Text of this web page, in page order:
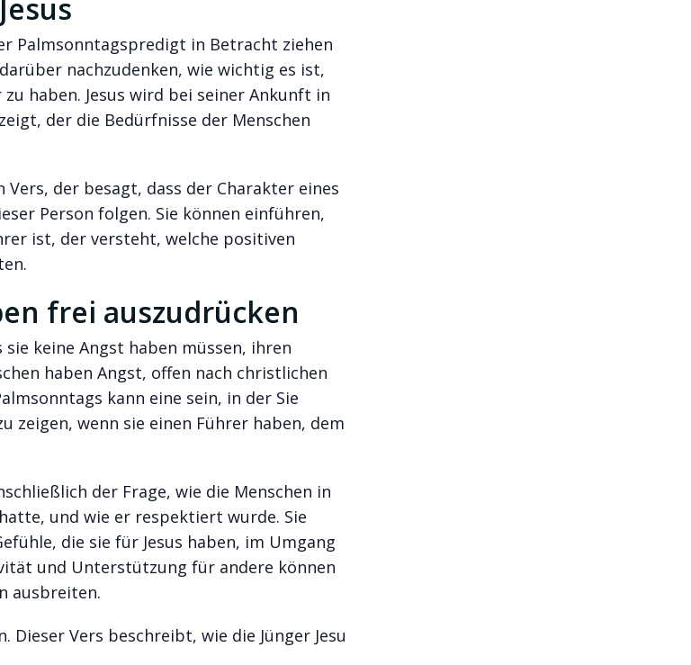
Palmsonntagspredigt in Betracht ziehen
nachzudenken, wie wichtig es ist,
haben. Jesus wird bei seiner Ankunft in
der die Bedürfnisse der Menschen
Vers, der besagt, dass der Charakter eines
Person folgen. Sie können einführen,
ist, der versteht, welche positiven
frei auszudrücken
sie keine Angst haben müssen, ihren
haben Angst, offen nach christlichen
kann eine sein, in der Sie
zeigen, wenn sie einen Führer haben, dem
der Frage, wie die Menschen in
und wie er respektiert wurde. Sie
die sie für Jesus haben, im Umgang
und Unterstützung für andere können
ausbreiten.
Dieser Vers beschreibt, wie die Jünger Jesu